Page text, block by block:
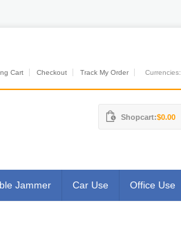
Cart Checkout Track My Order Currencies:
Shopcart:$0.00
Jammer Car Use Office Use